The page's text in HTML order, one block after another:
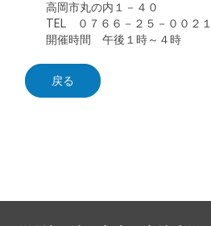
高岡市丸の内１－４０
TEL ０７６６－２５－００２１
開催時間 午後１時～４時
戻る